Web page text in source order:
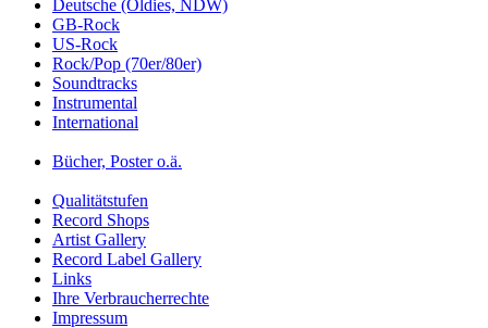
Deutsche (Oldies, NDW)
GB-Rock
US-Rock
Rock/Pop (70er/80er)
Soundtracks
Instrumental
International
Bücher, Poster o.ä.
Qualitätstufen
Record Shops
Artist Gallery
Record Label Gallery
Links
Ihre Verbraucherrechte
Impressum